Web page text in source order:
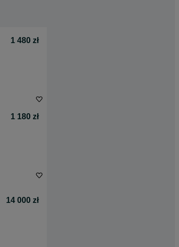
1 480 zł
1 180 zł
14 000 zł